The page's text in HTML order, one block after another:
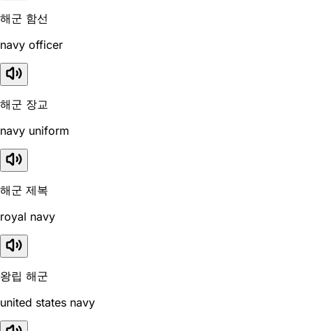
해군 함선
navy officer
해군 장교
navy uniform
해군 제복
royal navy
왕립 해군
united states navy